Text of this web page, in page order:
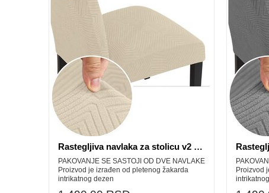
Rastegljiva navlaka za stolicu v2 krem
PAKOVANJE SE SASTOJI OD DVE NAVLAKE
Proizvod je izrađen od pletenog žakarda
intrikatnog dezen
Proizvod